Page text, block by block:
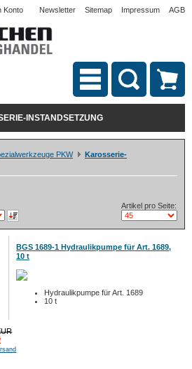
Konto Newsletter Sitemap Impressum AGB
INSTANDSETZUNG
PKW
Karosserie-
Artikel pro Seite:
BGS 1689-1 Hydraulikpumpe für Art. 1689,
10 t
Hydraulikpumpe für Art. 1689
10 t